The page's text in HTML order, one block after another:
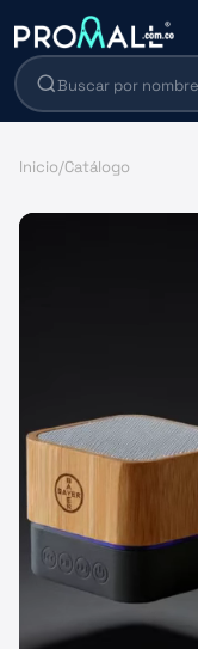
Inicio/Catálogo